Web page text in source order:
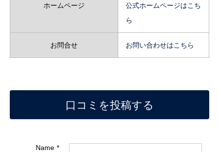
ホームページ
公式ホームページはこち
ら
お問合せ お問い合わせはこちら
口コミを投稿する
Name